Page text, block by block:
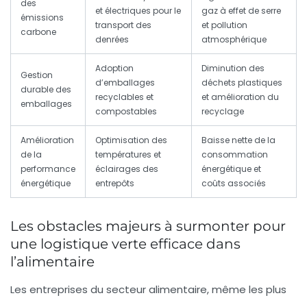
des
émissions
carbone
et électriques pour le
transport des
denrées
gaz à effet de serre
et pollution
atmosphérique
Gestion
durable des
emballages
Adoption
d’emballages
recyclables et
compostables
Diminution des
déchets plastiques
et amélioration du
recyclage
Amélioration
de la
performance
énergétique
Optimisation des
températures et
éclairages des
entrepôts
Baisse nette de la
consommation
énergétique et
coûts associés
Les obstacles majeurs à surmonter pour
une logistique verte efficace dans
l’alimentaire
Les entreprises du secteur alimentaire, même les plus